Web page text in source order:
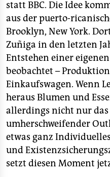
fragen & hilfe
unterstützen
abo
genossenschaft
epaper login
statt BBC. Die Idee
aus der puerto-
Brooklyn, New York.
Zuñiga in den letzten
Entstehen einer
beobachtet –
Einkaufswagen. Wenn
heraus Blumen und
allerdings nicht nur das
umherschweifender
etwas ganz
und
setzt diesen Moment